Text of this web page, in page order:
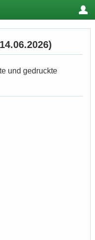
und gedruckte